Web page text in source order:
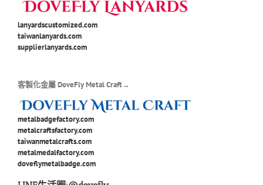
lanyardscustomized.com
taiwanlanyards.com
supplierlanyards.com
客製化金屬 DoveFly Metal Craft→
metalbadgefactory.com
metalcraftsfactory.com
taiwanmetalcrafts.com
metalmedalfactory.com
doveflymetalbadge.com